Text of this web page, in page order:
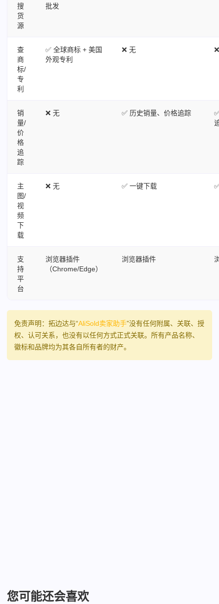
搜
货
源
批发
查
商
标/
专
利
✅ 全球商标 + 美国
外观专利
❌ 无
销
量/
价
格
追
踪
❌ 无 ✅ 历史销量、价格追踪
主
图/
视
频
下
载
❌ 无 ✅ 一键下载
支
持
平
台
浏览器插件
（Chrome/Edge）
浏览器插件
免责声明：拓边达与“AliSold卖家助手”没有任何附属、关联、授
权、认可关系，也没有以任何方式正式关联。所有产品名称、
徽标和品牌均为其各自所有者的财产。
您可能还会喜欢